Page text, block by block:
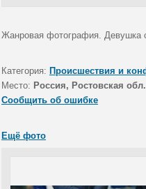
Жанровая фотография. Девушка
Категория: Происшествия и
Место: Россия, Ростовская
Сообщить об ошибке
Ещё фото